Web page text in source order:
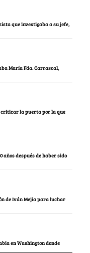
que investigaba a su jefe,
María Fda. Carrascal,
criticar la puerta por la que
años después de haber sido
de Iván Mejía para luchar
en Washington donde